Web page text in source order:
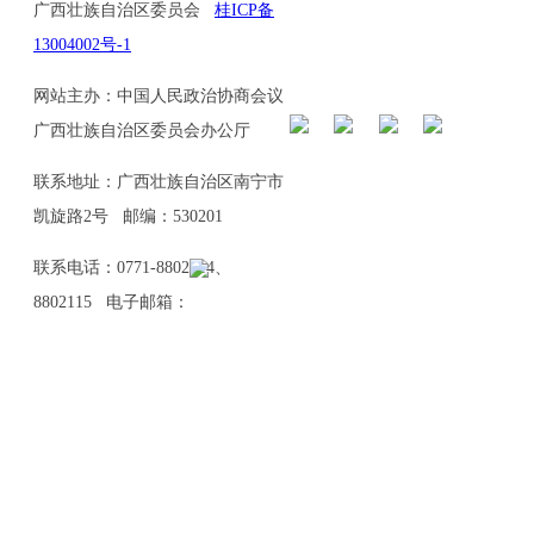
广西壮族自治区委员会 桂ICP备
13004002号-1
网站主办：中国人民政治协商会议
广西壮族自治区委员会办公厅
联系地址：广西壮族自治区南宁市
凯旋路2号 邮编：530201
联系电话：0771-8802114、
8802115 电子邮箱：